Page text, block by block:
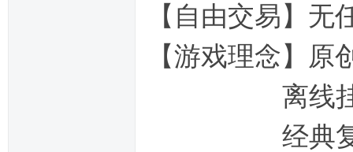
【自由交易】
【游戏理念】
离线挂机，
经典复刻，